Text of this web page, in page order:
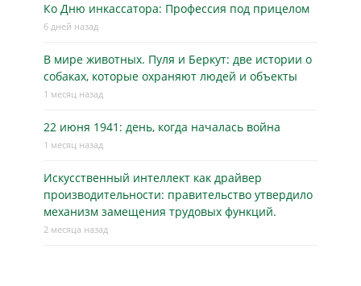
Ко Дню инкассатора: Профессия под прицелом
6 дней назад
В мире животных. Пуля и Беркут: две истории о
собаках, которые охраняют людей и объекты
1 месяц назад
22 июня 1941: день, когда началась война
1 месяц назад
Искусственный интеллект как драйвер
производительности: правительство утвердило
механизм замещения трудовых функций.
2 месяца назад